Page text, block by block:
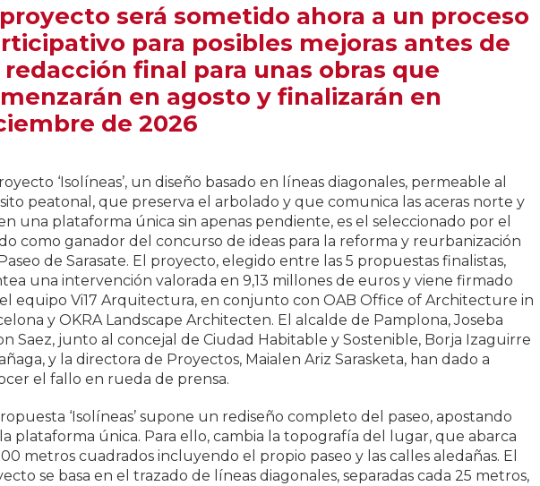
será sometido ahora a un proceso
para posibles mejoras antes de
redacción final para unas obras que
en agosto y finalizarán en
de 2026
‘Isolíneas’, un diseño basado en líneas diagonales, permeable al
peatonal, que preserva el arbolado y que comunica las aceras norte y
una plataforma única sin apenas pendiente, es el seleccionado por el
como ganador del concurso de ideas para la reforma y reurbanización
de Sarasate. El proyecto, elegido entre las 5 propuestas finalistas,
una intervención valorada en 9,13 millones de euros y viene firmado
equipo Vi17 Arquitectura, en conjunto con OAB Office of Architecture in
y OKRA Landscape Architecten. El alcalde de Pamplona, Joseba
Saez, junto al concejal de Ciudad Habitable y Sostenible, Borja Izaguirre
y la directora de Proyectos, Maialen Ariz Sarasketa, han dado a
el fallo en rueda de prensa.
‘Isolíneas’ supone un rediseño completo del paseo, apostando
plataforma única. Para ello, cambia la topografía del lugar, que abarca
metros cuadrados incluyendo el propio paseo y las calles aledañas. El
se basa en el trazado de líneas diagonales, separadas cada 25 metros,